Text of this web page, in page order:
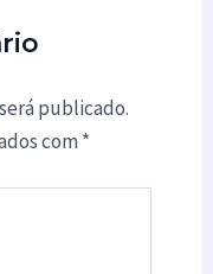
publicado.
com*